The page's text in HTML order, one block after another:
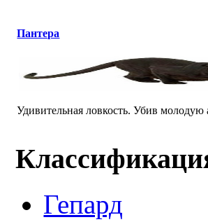
Пантера
Удивительная ловкость. Убив
Гепард